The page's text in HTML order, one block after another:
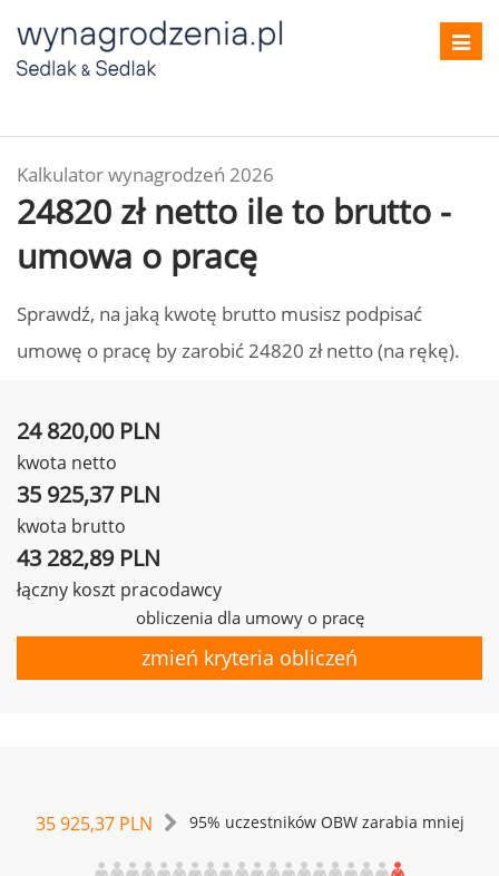
Kalkulator wynagrodzeń 2026
24820 zł netto ile to brutto -
umowa o pracę
Sprawdź, na jaką kwotę brutto musisz podpisać
umowę o pracę by zarobić 24820 zł netto (na rękę).
24 820,00 PLN
kwota netto
35 925,37 PLN
kwota brutto
43 282,89 PLN
łączny koszt pracodawcy
obliczenia dla umowy o pracę
zmień kryteria obliczeń
35 925,37 PLN 95% uczestników OBW zarabia mniej